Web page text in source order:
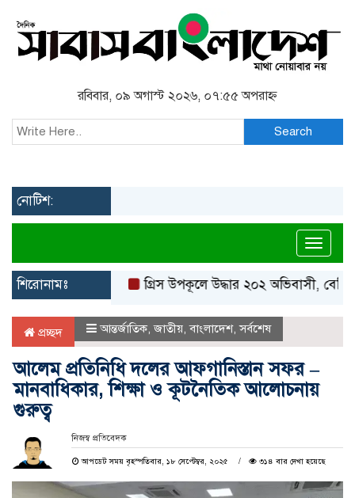
রবিবার, ০৯ অগাস্ট ২০২৬, ০৭:৫৫ অপরাহ্ন
Search
নোটিশ:
শিরোনামঃ গ্রিস উপকূলে উদ্ধার ২০২ অভিবাসী, বেশিরভাগই
প্রচ্ছদ আন্তর্জাতিক,জাতীয়,বাংলাদেশ,সর্বশেষ
আলেম প্রতিনিধি দলের আফগানিস্তান সফর –
মানবাধিকার, শিক্ষা ও কূটনৈতিক আলোচনায়
গুরুত্ব
নিজস্ব প্রতিবেদক
আপডেট সময় বৃহস্পতিবার, ১৮ সেপ্টেম্বর, ২০২৫ ৩১৪ বার দেখা হয়েছে